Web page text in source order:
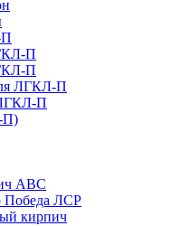
П
П
П
ЛГКЛ-П
П
П)
ABC
Победа ЛСР
кирпич